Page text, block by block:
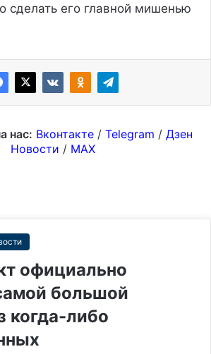
сделать его главной мишенью
нас: Вконтакте / Telegram / Дзен
Новости / MAX